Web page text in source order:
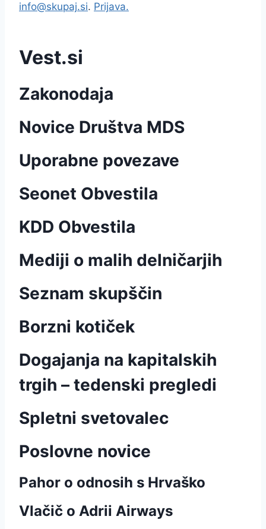
info@skupaj.si. Prijava.
Vest.si
Zakonodaja
Novice Društva MDS
Uporabne povezave
Seonet Obvestila
KDD Obvestila
Mediji o malih delničarjih
Seznam skupščin
Borzni kotiček
Dogajanja na kapitalskih
trgih – tedenski pregledi
Spletni svetovalec
Poslovne novice
Pahor o odnosih s Hrvaško
Vlačič o Adrii Airways